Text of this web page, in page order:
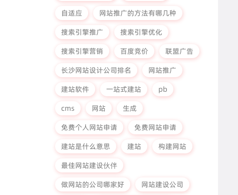
自适应
网站推广的方法有哪几种
搜索引擎推广
搜索引擎优化
搜索引擎营销
百度竞价
联盟广告
长沙网站设计公司排名
网站推广
建站软件
一站式建站
pb
cms
网站
生成
免费个人网站申请
免费网站申请
建站是什么意思
建站
构建网站
最佳网站建设伙伴
做网站的公司哪家好
网站建设公司